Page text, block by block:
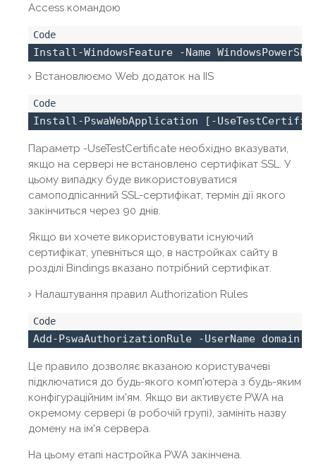
Access командою
Install-WindowsFeature -Name
Встановлюємо Web додаток на IIS
Install-PswaWebApplication [-
Параметр -UseTestCertificate необхідно вказувати,
якщо на сервері не встановлено сертифікат SSL. У
цьому випадку буде використовуватися
самоподпісанний SSL-сертифікат, термін дії якого
закінчиться через 90 днів.
Якщо ви хочете використовувати існуючий
сертифікат, упевніться що, в настройках сайту в
розділі Bindings вказано потрібний сертифікат.
Налаштування правил Authorization Rules
Add-PswaAuthorizationRule -UserName domain
Це правило дозволяє вказаною користувачеві
підключатися до будь-якого комп'ютера з будь-яким
конфігураційним ім'ям. Якщо ви активуєте PWA на
окремому сервері (в робочій групі), замініть назву
домену на ім'я сервера.
На цьому етапі настройка PWA закінчена.